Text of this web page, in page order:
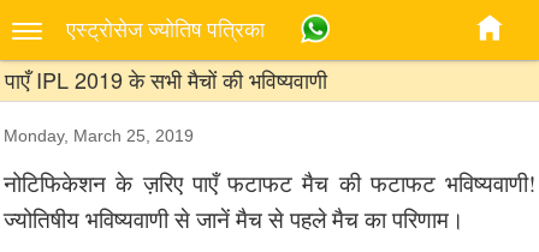
एस्‍ट्रोसेज ज्‍योतिष पत्रिका
पाएँ IPL 2019 के सभी मैचों की भविष्यवाणी
Monday, March 25, 2019
नोटिफिकेशन के ज़रिए पाएँ फटाफट मैच की फटाफट भविष्यवाणी!
ज्योतिषीय भविष्यवाणी से जानें मैच से पहले मैच का परिणाम।